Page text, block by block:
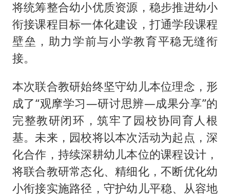
将统筹整合幼小优质资源，稳步推进幼小
衔接课程目标一体化建设，打通学段课程
壁垒，助力学前与小学教育平稳无缝衔
接。
本次联合教研始终坚守幼儿本位理念，形
成了“观摩学习—研讨思辨—成果分享”的
完整教研闭环，筑牢了园校协同育人根
基。未来，园校将以本次活动为起点，深
化合作，持续深耕幼儿本位的课程设计，
将联合教研常态化、精细化，不断优化幼
小衔接实施路径，守护幼儿平稳、从容地